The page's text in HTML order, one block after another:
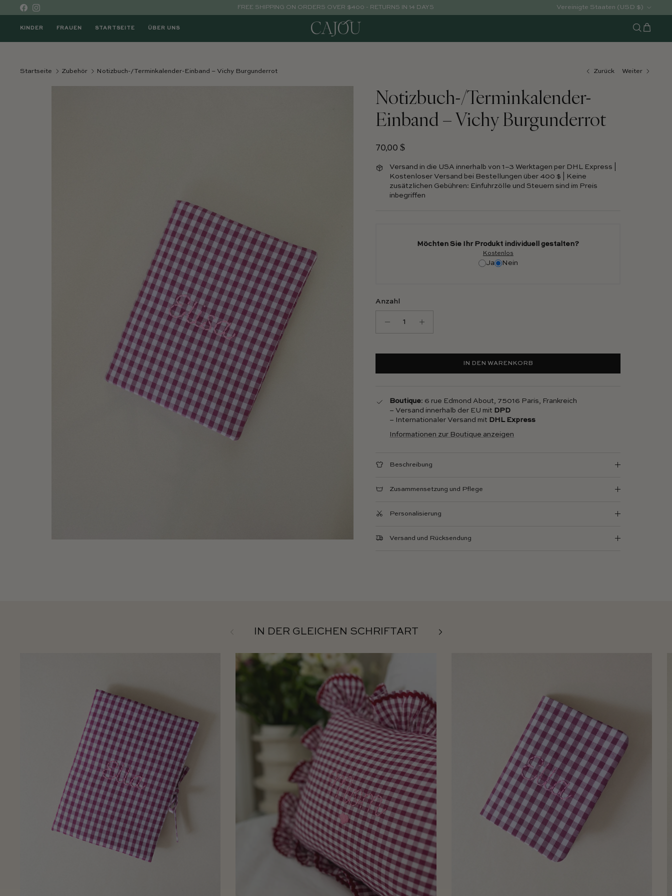
Direkt zum Inhalt
Facebook
Instagram FREE SHIPPING ON ORDERS OVER $400 - RETURNS IN 14 DAYS
Land/Region
Vereinigte Staaten (USD $)
KINDER FRAUEN STARTSEITE ÜBER UNS
Suchen
Startseite Zubehör Notizbuch-/Terminkalender-Einband – Vichy Burgunderrot Zurück Weiter
Notizbuch-/Terminkalender-
Einband – Vichy Burgunderrot
Normalpreis
70,00 $
Versand in die USA innerhalb von 1–3 Werktagen per DHL Express |
Kostenloser Versand bei Bestellungen über 400 $ | Keine
zusätzlichen Gebühren: Einfuhrzölle und Steuern sind im Preis
inbegriffen
Möchten Sie Ihr Produkt individuell gestalten?
Kostenlos
Ja Nein
Anzahl
IN DEN WARENKORB
Boutique: 6 rue Edmond About, 75016 Paris, Frankreich
– Versand innerhalb der EU mit DPD
– Internationaler Versand mit DHL Express
Informationen zur Boutique anzeigen
Beschreibung
Zusammensetzung und Pflege
Personalisierung
Versand und Rücksendung
IN DER GLEICHEN SCHRIFTART Weiter